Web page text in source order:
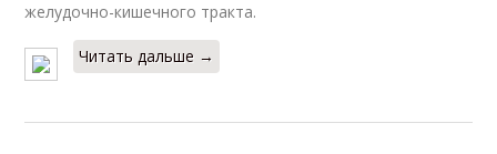
желудочно-кишечного тракта.
Читать дальше →